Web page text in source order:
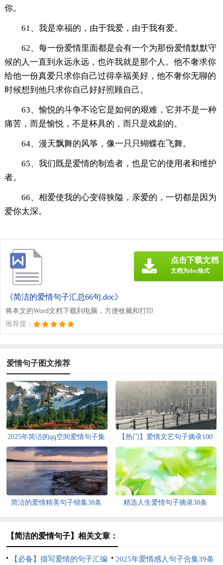
你。
61、我是幸福的，由于我爱，由于我有爱。
62、每一份爱情里面都是会有一个为那份爱情默默守
候的人一直到永远永远，也许我就是那个人。他不奢求你
给他一份真爱只求你自己过得幸福美好，他不奢你无聊的
时候想到他只求你自己好好照顾自己。
63、愉悦的斗争不论它是如何的艰难，它并不是一种
痛苦，而是愉悦，不是杯具的，而只是戏剧的。
64、漫天飘舞的风筝，像一只只蝴蝶在飞舞。
65、我们既是爱情的制造者，也是它的使用者和维护
者。
66、相爱使我的心变得狭隘，亲爱的，一切都是因为
爱你太深。
《简洁的爱情句子汇总66句.doc》
将本文的Word文档下载到电脑，方便收藏和打印
推荐度：
点击下载文档
文档为doc格式
爱情句子图文推荐
2025年简洁的qq空间爱情句子集
合75条
【热门】爱情文艺句子摘录100
句
简洁的爱情精美句子锦集38条 精选人生爱情句子摘录38条
【简洁的爱情句子】相关文章：
【必备】描写爱情的句子汇编 2025年爱情感人句子合集39条